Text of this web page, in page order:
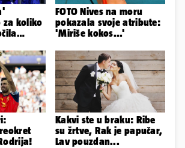
za koliko
FOTO Nives na moru
pokazala svoje atribute:
'Miriše kokos...'
Kakvi ste u braku: Ribe
su žrtve, Rak je papučar,
Lav pouzdan...